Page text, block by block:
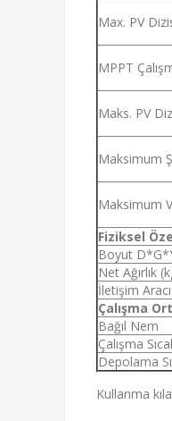
Max. PV
MPPT
Maks. PV
Maksimum
Maksimum
Fiziksel
Boyut
Net Ağırlık
İletişim Aracı
Çalışma
Bağıl Nem
Çalışma
Depolama
Kullanma